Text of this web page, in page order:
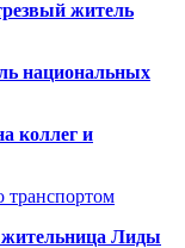
житель
национальных
коллег и
транспортом
жительница Лиды